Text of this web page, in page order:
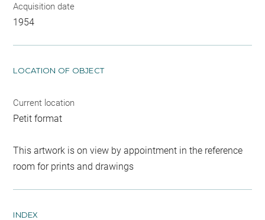
Acquisition date
1954
LOCATION OF OBJECT
Current location
Petit format
This artwork is on view by appointment in the reference
room for prints and drawings
INDEX